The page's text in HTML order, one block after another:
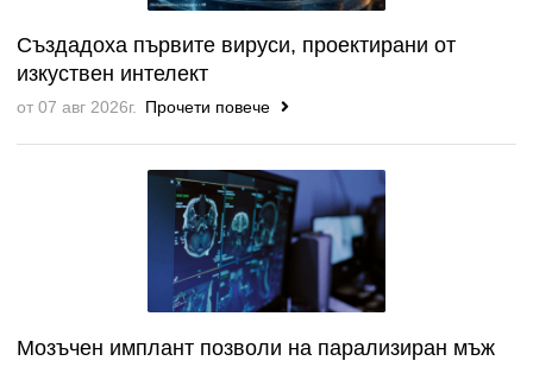
Създадоха първите вируси, проектирани от
изкуствен интелект
от 07 авг 2026г. Прочети повече
Мозъчен имплант позволи на парализиран мъж